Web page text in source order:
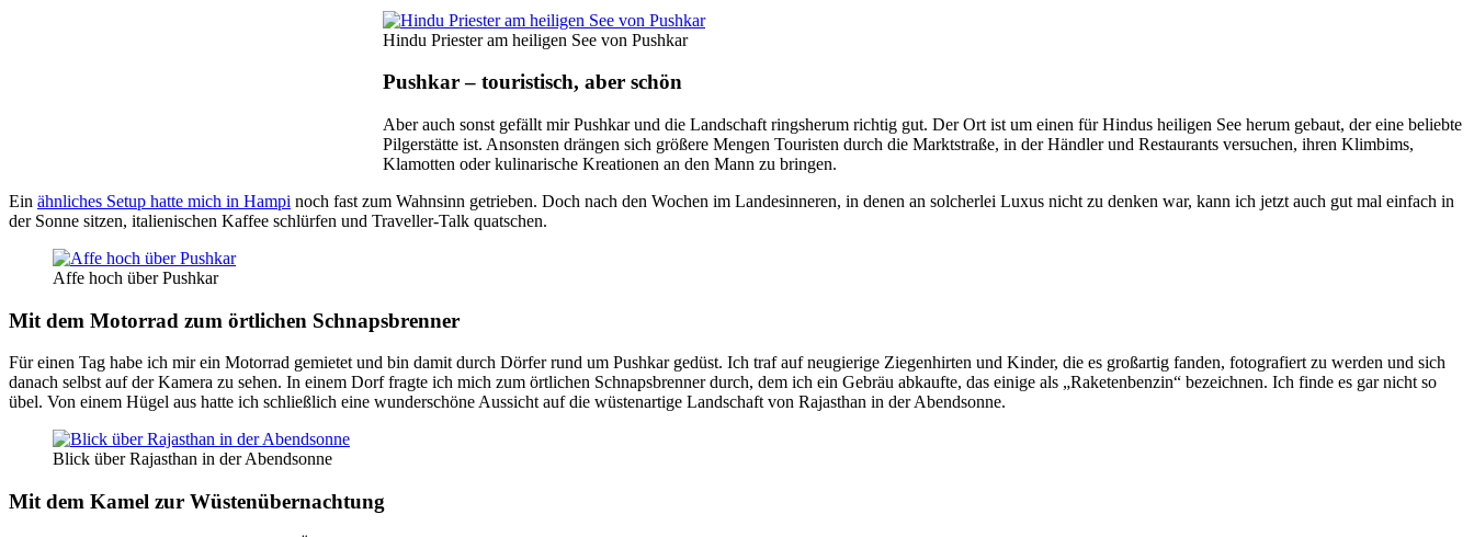
Hindu Priester am heiligen See von Pushkar
Pushkar – touristisch, aber schön
Aber auch sonst gefällt mir Pushkar und die Landschaft ringsherum richtig gut. Der Ort ist um einen für Hindus heiligen See herum gebaut, der eine beliebte
Pilgerstätte ist. Ansonsten drängen sich größere Mengen Touristen durch die Marktstraße, in der Händler und Restaurants versuchen, ihren Klimbims,
Klamotten oder kulinarische Kreationen an den Mann zu bringen.
Ein ähnliches Setup hatte mich in Hampi noch fast zum Wahnsinn getrieben. Doch nach den Wochen im Landesinneren, in denen an solcherlei Luxus nicht zu denken war, kann ich jetzt auch gut mal einfach in
der Sonne sitzen, italienischen Kaffee schlürfen und Traveller-Talk quatschen.
Affe hoch über Pushkar
Mit dem Motorrad zum örtlichen Schnapsbrenner
Für einen Tag habe ich mir ein Motorrad gemietet und bin damit durch Dörfer rund um Pushkar gedüst. Ich traf auf neugierige Ziegenhirten und Kinder, die es großartig fanden, fotografiert zu werden und sich
danach selbst auf der Kamera zu sehen. In einem Dorf fragte ich mich zum örtlichen Schnapsbrenner durch, dem ich ein Gebräu abkaufte, das einige als „Raketenbenzin“ bezeichnen. Ich finde es gar nicht so
übel. Von einem Hügel aus hatte ich schließlich eine wunderschöne Aussicht auf die wüstenartige Landschaft von Rajasthan in der Abendsonne.
Blick über Rajasthan in der Abendsonne
Mit dem Kamel zur Wüstenübernachtung